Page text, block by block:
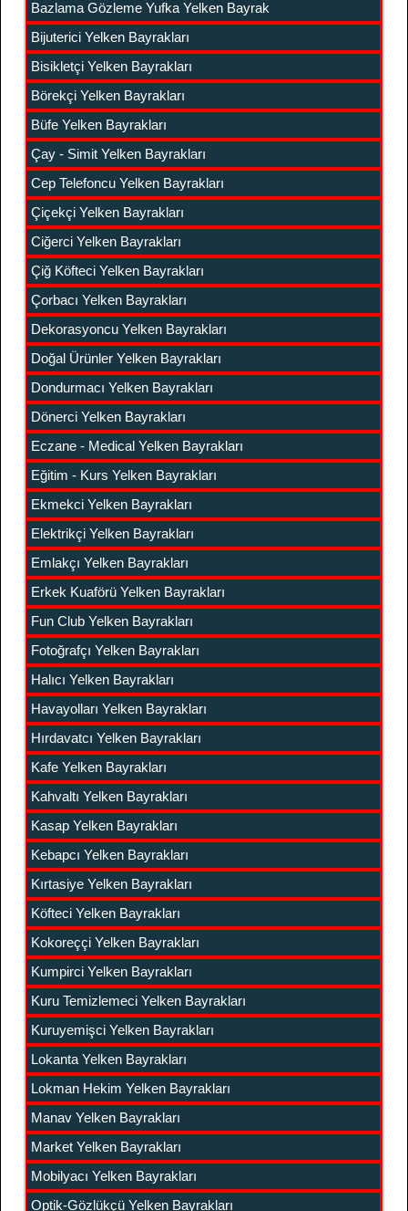
Bazlama Gözleme Yufka Yelken Bayrak
Bijuterici Yelken Bayrakları
Bisikletçi Yelken Bayrakları
Börekçi Yelken Bayrakları
Büfe Yelken Bayrakları
Çay - Simit Yelken Bayrakları
Cep Telefoncu Yelken Bayrakları
Çiçekçi Yelken Bayrakları
Ciğerci Yelken Bayrakları
Çiğ Köfteci Yelken Bayrakları
Çorbacı Yelken Bayrakları
Dekorasyoncu Yelken Bayrakları
Doğal Ürünler Yelken Bayrakları
Dondurmacı Yelken Bayrakları
Dönerci Yelken Bayrakları
Eczane - Medical Yelken Bayrakları
Eğitim - Kurs Yelken Bayrakları
Ekmekci Yelken Bayrakları
Elektrikçi Yelken Bayrakları
Emlakçı Yelken Bayrakları
Erkek Kuaförü Yelken Bayrakları
Fun Club Yelken Bayrakları
Fotoğrafçı Yelken Bayrakları
Halıcı Yelken Bayrakları
Havayolları Yelken Bayrakları
Hırdavatcı Yelken Bayrakları
Kafe Yelken Bayrakları
Kahvaltı Yelken Bayrakları
Kasap Yelken Bayrakları
Kebapcı Yelken Bayrakları
Kırtasiye Yelken Bayrakları
Köfteci Yelken Bayrakları
Kokoreççi Yelken Bayrakları
Kumpirci Yelken Bayrakları
Kuru Temizlemeci Yelken Bayrakları
Kuruyemişci Yelken Bayrakları
Lokanta Yelken Bayrakları
Lokman Hekim Yelken Bayrakları
Manav Yelken Bayrakları
Market Yelken Bayrakları
Mobilyacı Yelken Bayrakları
Optik-Gözlükçü Yelken Bayrakları